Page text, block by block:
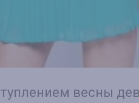
весны